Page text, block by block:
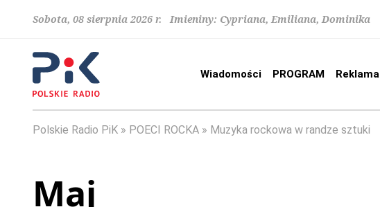
Sobota, 08 sierpnia 2026 r. Imieniny: Cypriana, Emiliana, Dominika
Wiadomości PROGRAM Reklama
Polskie Radio PiK POECI ROCKA Muzyka rockowa w randze sztuki
Maj